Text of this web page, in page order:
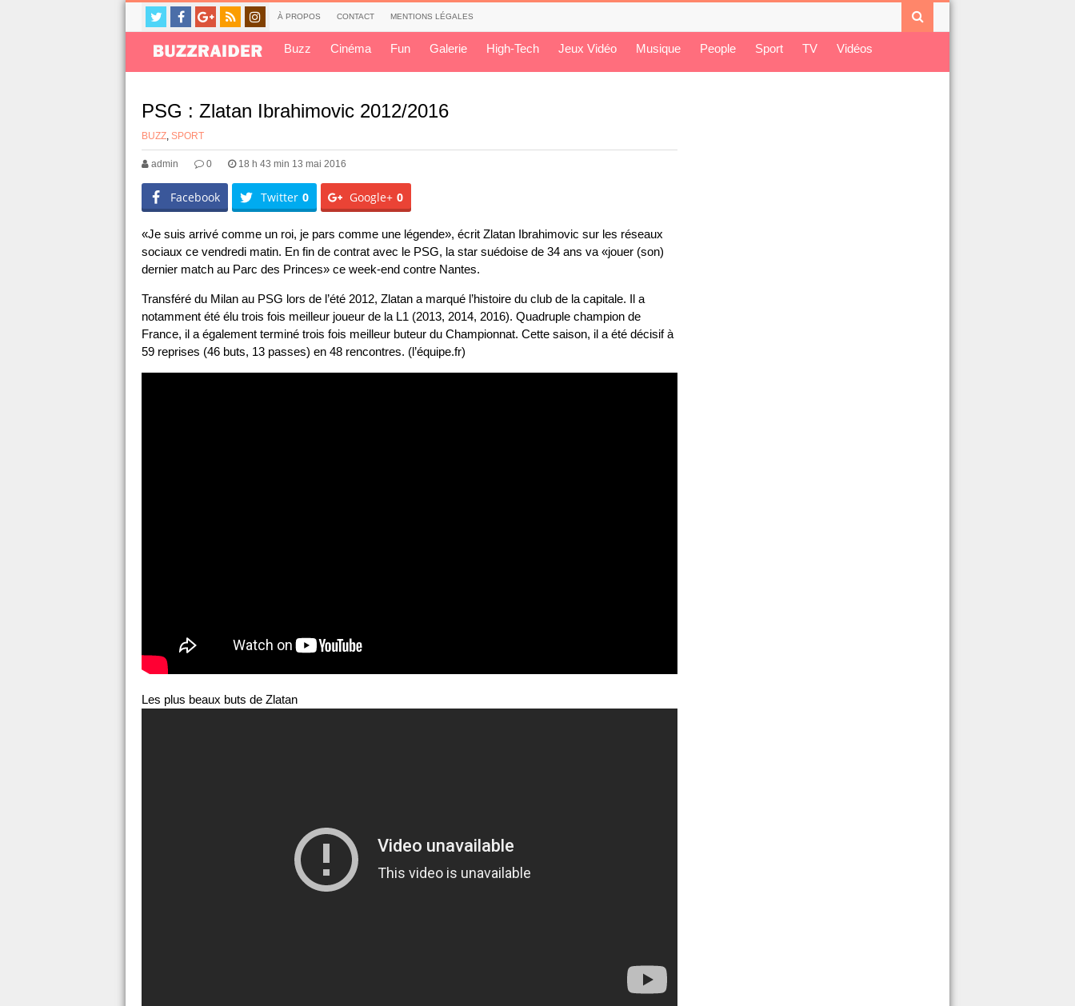
À PROPOS CONTACT MENTIONS LÉGALES
Buzz Cinéma Fun Galerie High-Tech Jeux Vidéo Musique People Sport TV Vidéos
PSG : Zlatan Ibrahimovic 2012/2016
BUZZ, SPORT
admin 0 18 h 43 min 13 mai 2016
Facebook Twitter 0 Google+ 0
«Je suis arrivé comme un roi, je pars comme une légende», écrit Zlatan Ibrahimovic sur les réseaux
sociaux ce vendredi matin. En fin de contrat avec le PSG, la star suédoise de 34 ans va «jouer (son)
dernier match au Parc des Princes» ce week-end contre Nantes.
Transféré du Milan au PSG lors de l’été 2012, Zlatan a marqué l’histoire du club de la capitale. Il a
notamment été élu trois fois meilleur joueur de la L1 (2013, 2014, 2016). Quadruple champion de
France, il a également terminé trois fois meilleur buteur du Championnat. Cette saison, il a été décisif à
59 reprises (46 buts, 13 passes) en 48 rencontres. (l’équipe.fr)
Les plus beaux buts de Zlatan